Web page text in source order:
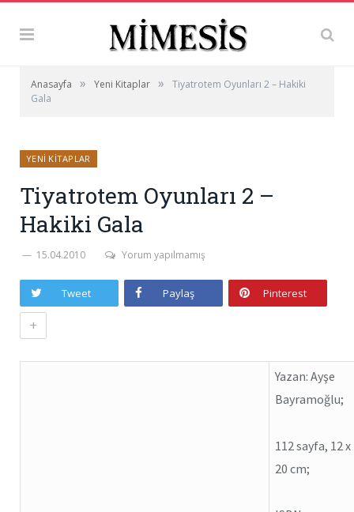
Anasayfa » Yeni Kitaplar »
Tiyatrotem Oyunları 2 – Hakiki
Gala
YENI KITAPLAR
Tiyatrotem Oyunları 2 –
Hakiki Gala
15.04.2010 Yorum yapılmamış
Tweet Paylaş Pinterest
+
Yazan: Ayşe
Bayramoğlu;
112 sayfa, 12 x
20 cm;